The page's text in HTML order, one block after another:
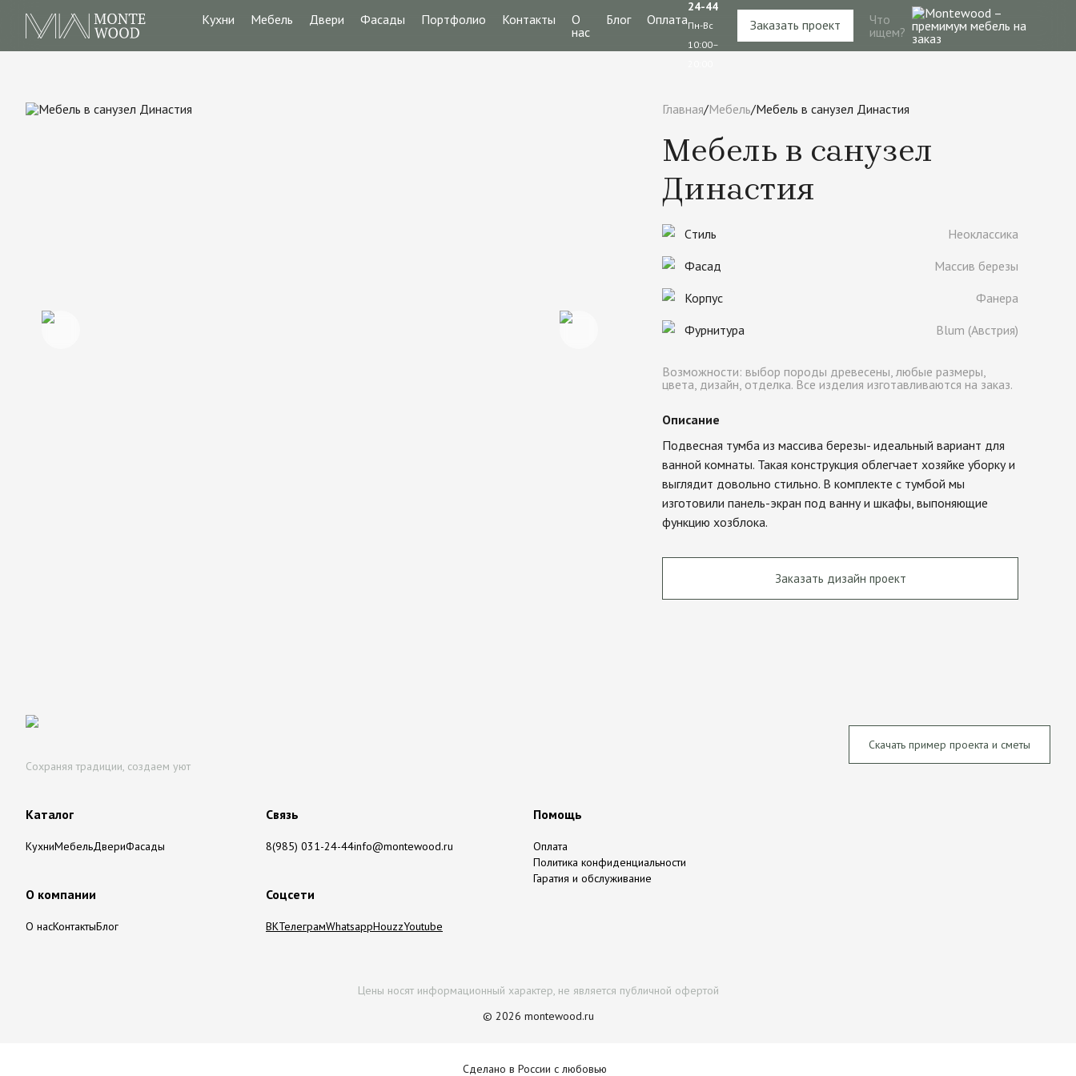
Кухни Мебель Двери Фасады Портфолио Контакты
О
нас
Блог Оплата
24-44
Пн-Вс
10:00–
Заказать проект
Что
ищем?
Главная/Мебель/Мебель в санузел Династия
Мебель в санузел
Династия
Cтиль
Неоклассика
Фасад
Массив березы
Корпус
Фанера
Фурнитура
Blum (Австрия)
Возможности: выбор породы древесены, любые размеры,
цвета, дизайн, отделка. Все изделия изготавливаются на заказ.
Описание
Подвесная тумба из массива березы- идеальный вариант для
ванной комнаты. Такая конструкция облегчает хозяйке уборку и
выглядит довольно стильно. В комплекте с тумбой мы
изготовили панель-экран под ванну и шкафы, выпоняющие
функцию хозблока.
Заказать дизайн проект
Сохраняя традиции, создаем уют
Скачать пример проекта и сметы
Каталог
КухниМебельДвериФасады
О компании
О насКонтактыБлог
Помощь
Оплата
Политика конфиденциальности
Гаратия и обслуживание
Связь
8(985) 031-24-44info@montewood.ru
Соцсети
ВКТелеграмWhatsappHouzzYoutube
Цены носят информационный характер, не является публичной офертой
© 2026 montewood.ru
Сделано в России с любовью